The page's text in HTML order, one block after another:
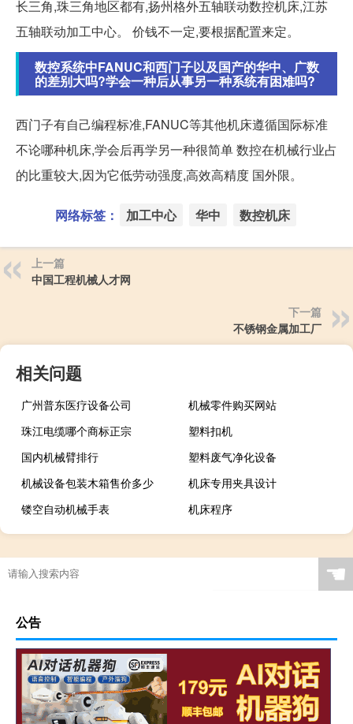
长三角,珠三角地区都有,扬州格外五轴联动数控机床,江苏
五轴联动加工中心。 价钱不一定,要根据配置来定。
数控系统中FANUC和西门子以及国产的华中、广数
的差别大吗?学会一种后从事另一种系统有困难吗?
西门子有自己编程标准,FANUC等其他机床遵循国际标准
不论哪种机床,学会后再学另一种很简单 数控在机械行业占
的比重较大,因为它低劳动强度,高效高精度 国外限。
网络标签： 加工中心 华中 数控机床
上一篇
中国工程机械人才网
下一篇
不锈钢金属加工厂
相关问题
广州普东医疗设备公司
机械零件购买网站
珠江电缆哪个商标正宗
塑料扣机
国内机械臂排行
塑料废气净化设备
机械设备包装木箱售价多少
机床专用夹具设计
镂空自动机械手表
机床程序
☚
公告